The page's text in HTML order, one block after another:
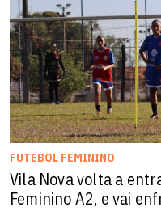
FUTEBOL FEMININO
Vila Nova volta a
Feminino A2, e vai